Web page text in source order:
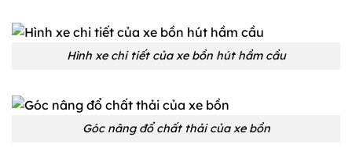
Hình xe chi tiết của xe bồn hút hầm cầu
Góc nâng đổ chất thải của xe bồn